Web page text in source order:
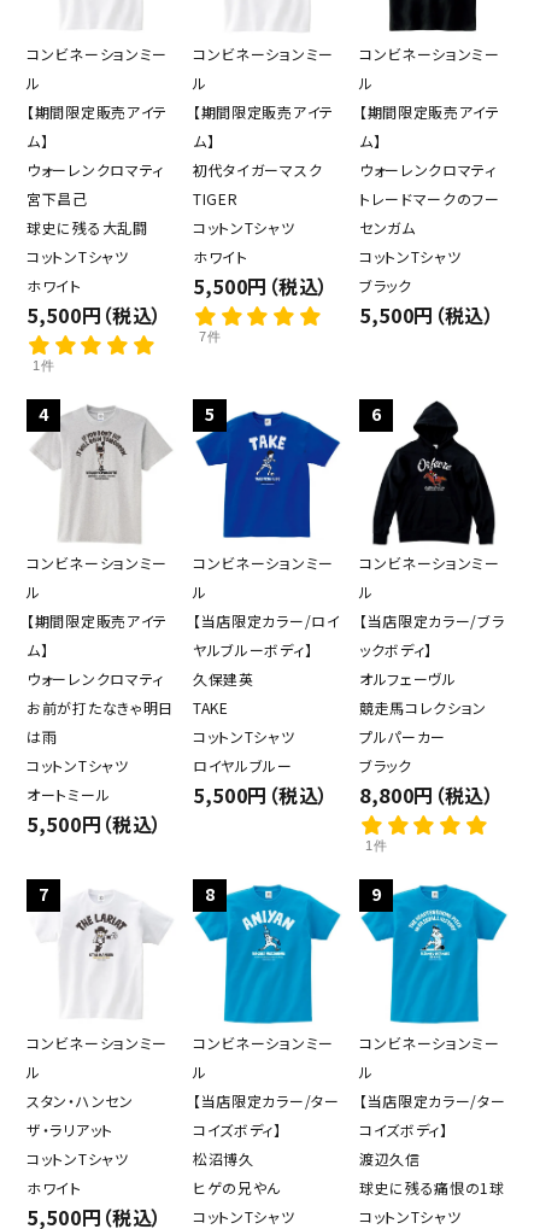
コンビネーションミー
ル
【期間限定販売アイテ
ム】
ウォーレンクロマティ
宮下昌己
球史に残る大乱闘
コットンTシャツ
ホワイト
5,500円（税込）
1件
コンビネーションミー
ル
【期間限定販売アイテ
ム】
初代タイガーマスク
TIGER
コットンTシャツ
ホワイト
5,500円（税込）
7件
コンビネーションミー
ル
【期間限定販売アイテ
ム】
ウォーレンクロマティ
トレードマークのフー
センガム
コットンTシャツ
ブラック
5,500円（税込）
4
コンビネーションミー
ル
【期間限定販売アイテ
ム】
ウォーレンクロマティ
お前が打たなきゃ明日
は雨
コットンTシャツ
オートミール
5,500円（税込）
5
コンビネーションミー
ル
【当店限定カラー/ロイ
ヤルブルーボディ】
久保建英
TAKE
コットンTシャツ
ロイヤルブルー
5,500円（税込）
6
コンビネーションミー
ル
【当店限定カラー/ブラ
ックボディ】
オルフェーヴル
競走馬コレクション
プルパーカー
ブラック
8,800円（税込）
1件
7
コンビネーションミー
ル
スタン・ハンセン
ザ・ラリアット
コットンTシャツ
ホワイト
5,500円（税込）
8
コンビネーションミー
ル
【当店限定カラー/ター
コイズボディ】
松沼博久
ヒゲの兄やん
コットンTシャツ
9
コンビネーションミー
ル
【当店限定カラー/ター
コイズボディ】
渡辺久信
球史に残る痛恨の1球
コットンTシャツ